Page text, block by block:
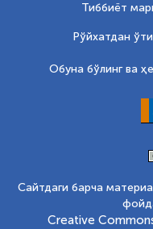
Тиббиёт
Рўйхатдан
Обуна бўлинг ва
Сайтдаги барча
Creative